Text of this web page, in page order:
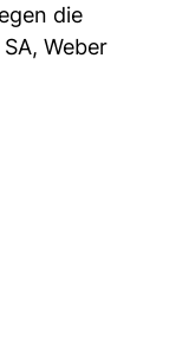
die
Weber